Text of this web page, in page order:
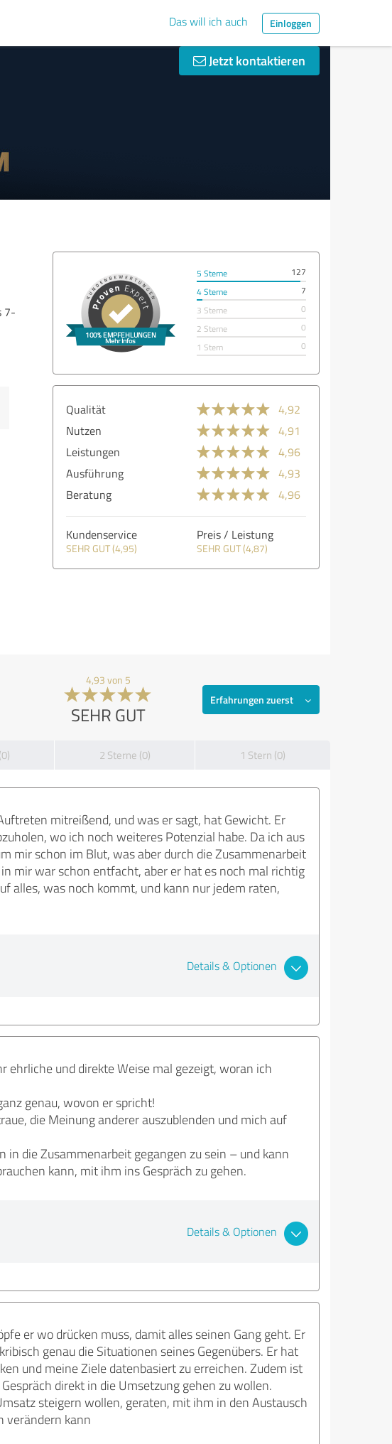
Das will ich auch Einloggen
Jetzt kontaktieren
7-
5 Sterne
127
4 Sterne
7
3 Sterne
0
2 Sterne
0
1 Stern
0
Qualität
4,92
Nutzen
4,91
Leistungen
4,96
Ausführung
4,93
Beratung
4,96
Kundenservice
SEHR GUT (4,95)
Preis / Leistung
SEHR GUT (4,87)
4,93 von 5
SEHR GUT
Erfahrungen zuerst
2 Sterne (0) 1 Stern (0)
mitreißend, und was er sagt, hat Gewicht. Er
wo ich noch weiteres Potenzial habe. Da ich aus
mir schon im Blut, was aber durch die Zusammenarbeit
mir war schon entfacht, aber er hat es noch mal richtig
alles, was noch kommt, und kann nur jedem raten,
Details & Optionen
ehrliche und direkte Weise mal gezeigt, woran ich
genau, wovon er spricht!
die Meinung anderer auszublenden und mich auf
die Zusammenarbeit gegangen zu sein – und kann
kann, mit ihm ins Gespräch zu gehen.
Details & Optionen
er wo drücken muss, damit alles seinen Gang geht. Er
genau die Situationen seines Gegenübers. Er hat
und meine Ziele datenbasiert zu erreichen. Zudem ist
direkt in die Umsetzung gehen zu wollen.
steigern wollen, geraten, mit ihm in den Austausch
verändern kann